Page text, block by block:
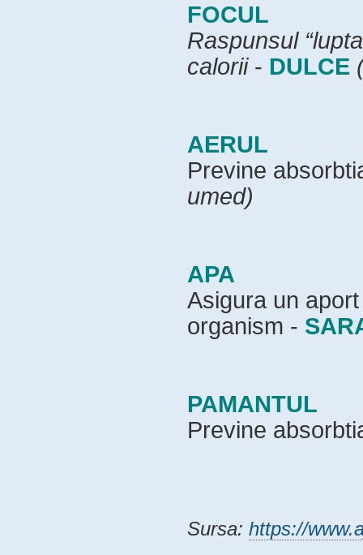
FOCUL
Raspunsul
calorii- DULCE
AERUL
Previne
umed)
APA
Asigura un
organism -
PAMANTUL
Previne
Sursa: https://